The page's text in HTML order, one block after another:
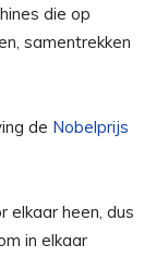
die op
samentrekken
de Nobelprijs
elkaar heen, dus
in elkaar